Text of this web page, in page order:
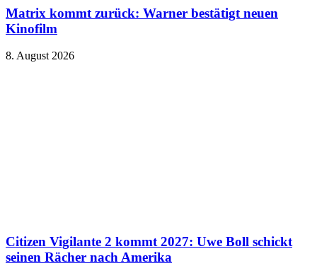
Matrix kommt zurück: Warner bestätigt neuen
Kinofilm
8. August 2026
Citizen Vigilante 2 kommt 2027: Uwe Boll schickt
seinen Rächer nach Amerika